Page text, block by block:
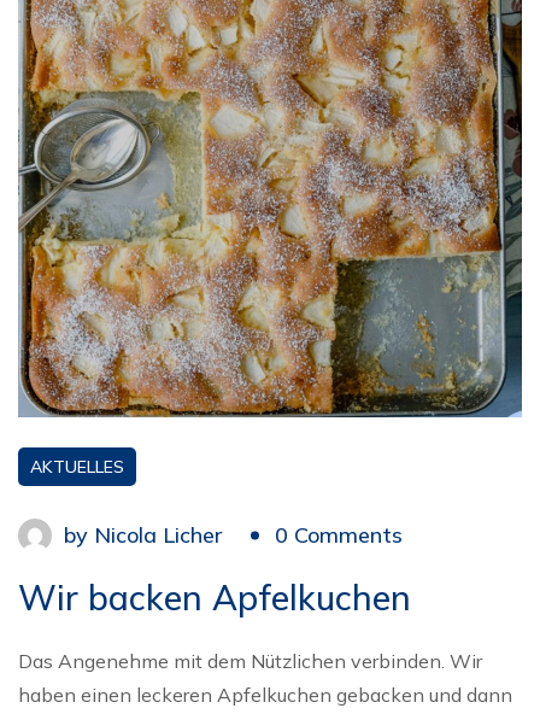
AKTUELLES
by Nicola Licher 0 Comments
Wir backen Apfelkuchen
Das Angenehme mit dem Nützlichen verbinden. Wir
haben einen leckeren Apfelkuchen gebacken und dann